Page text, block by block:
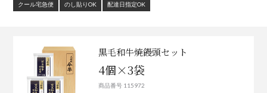
クール宅急便 のし貼りOK 配達日指定OK
黒毛和牛焼饅頭セット
4個×3袋
商品番号 115972